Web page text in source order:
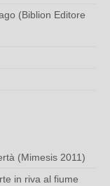
(Biblion Editore
(Mimesis 2011)
in riva al fiume